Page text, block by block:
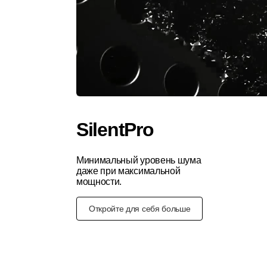
SilentPro
Минимальный уровень шума
даже при максимальной
мощности.
Откройте для себя больше